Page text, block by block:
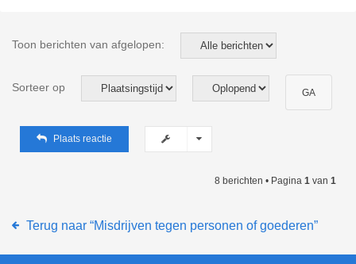
Toon berichten van afgelopen:
Sorteer op
Plaats reactie
8 berichten • Pagina 1 van 1
Terug naar “Misdrijven tegen personen of goederen”